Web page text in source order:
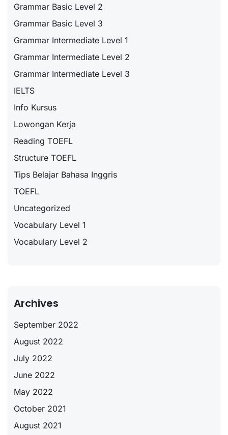
Grammar Basic Level 2
Grammar Basic Level 3
Grammar Intermediate Level 1
Grammar Intermediate Level 2
Grammar Intermediate Level 3
IELTS
Info Kursus
Lowongan Kerja
Reading TOEFL
Structure TOEFL
Tips Belajar Bahasa Inggris
TOEFL
Uncategorized
Vocabulary Level 1
Vocabulary Level 2
Archives
September 2022
August 2022
July 2022
June 2022
May 2022
October 2021
August 2021